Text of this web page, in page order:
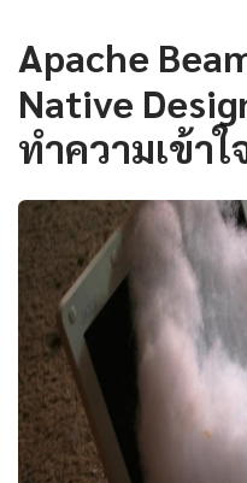
Apache
Native
ทำความเข้า